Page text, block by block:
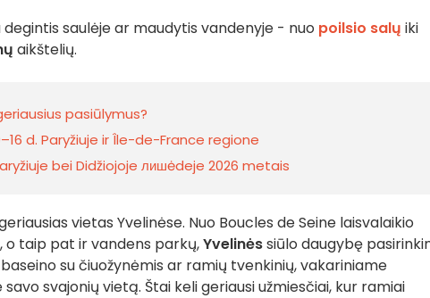
saulėje ar maudytis vandenyje - nuo poilsio salų iki
aikštelių.
pasiūlymus?
d. Paryžiuje ir Île-de-France regione
bei Didžiojoje лишėdeje 2026 metais
vietas Yvelinėse. Nuo Boucles de Seine laisvalaikio
, o taip pat ir vandens parkų,Yvelinėssiūlo daugybę
su čiuožynėmis ar ramių tvenkinių, vakariniame
svajonių vietą. Štai keli geriausi užmiesčiai, kur ramiai